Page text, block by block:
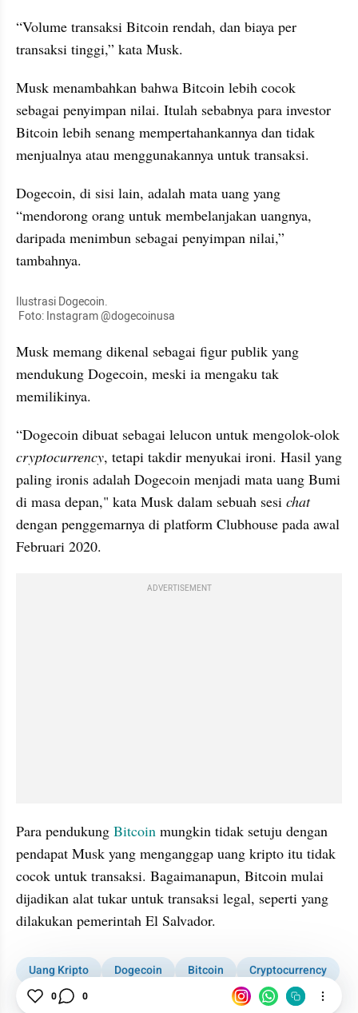
“Volume transaksi Bitcoin rendah, dan biaya per
transaksi tinggi,” kata Musk.
Musk menambahkan bahwa Bitcoin lebih cocok
sebagai penyimpan nilai. Itulah sebabnya para investor
Bitcoin lebih senang mempertahankannya dan tidak
menjualnya atau menggunakannya untuk transaksi.
Dogecoin, di sisi lain, adalah mata uang yang
“mendorong orang untuk membelanjakan uangnya,
daripada menimbun sebagai penyimpan nilai,”
tambahnya.
Ilustrasi Dogecoin.
Foto: Instagram @dogecoinusa
Musk memang dikenal sebagai figur publik yang
mendukung Dogecoin, meski ia mengaku tak
memilikinya.
cryptocurrency, tetapi takdir menyukai ironi. Hasil yang
paling ironis adalah Dogecoin menjadi mata uang Bumi
di masa depan," kata Musk dalam sebuah sesi chat
dengan penggemarnya di platform Clubhouse pada awal
Februari 2020.
ADVERTISEMENT
Para pendukung Bitcoin mungkin tidak setuju dengan
pendapat Musk yang menganggap uang kripto itu tidak
cocok untuk transaksi. Bagaimanapun, Bitcoin mulai
dijadikan alat tukar untuk transaksi legal, seperti yang
dilakukan pemerintah El Salvador.
Uang Kripto Dogecoin Bitcoin
Cryptocurrency
Elon Musk
0 0